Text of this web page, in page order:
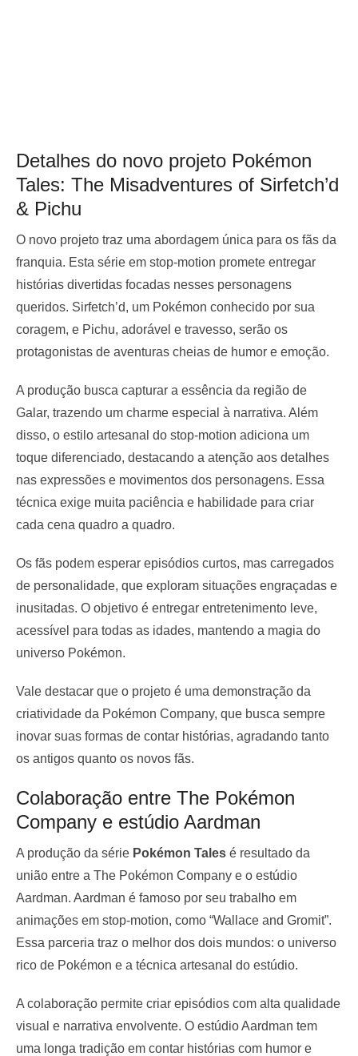
Detalhes do novo projeto Pokémon
Tales: The Misadventures of Sirfetch’d
& Pichu
O novo projeto traz uma abordagem única para os fãs da
franquia. Esta série em stop-motion promete entregar
histórias divertidas focadas nesses personagens
queridos. Sirfetch’d, um Pokémon conhecido por sua
coragem, e Pichu, adorável e travesso, serão os
protagonistas de aventuras cheias de humor e emoção.
A produção busca capturar a essência da região de
Galar, trazendo um charme especial à narrativa. Além
disso, o estilo artesanal do stop-motion adiciona um
toque diferenciado, destacando a atenção aos detalhes
nas expressões e movimentos dos personagens. Essa
técnica exige muita paciência e habilidade para criar
cada cena quadro a quadro.
Os fãs podem esperar episódios curtos, mas carregados
de personalidade, que exploram situações engraçadas e
inusitadas. O objetivo é entregar entretenimento leve,
acessível para todas as idades, mantendo a magia do
universo Pokémon.
Vale destacar que o projeto é uma demonstração da
criatividade da Pokémon Company, que busca sempre
inovar suas formas de contar histórias, agradando tanto
os antigos quanto os novos fãs.
Colaboração entre The Pokémon
Company e estúdio Aardman
A produção da série Pokémon Tales é resultado da
união entre a The Pokémon Company e o estúdio
Aardman. Aardman é famoso por seu trabalho em
animações em stop-motion, como “Wallace and Gromit”.
Essa parceria traz o melhor dos dois mundos: o universo
rico de Pokémon e a técnica artesanal do estúdio.
A colaboração permite criar episódios com alta qualidade
visual e narrativa envolvente. O estúdio Aardman tem
uma longa tradição em contar histórias com humor e